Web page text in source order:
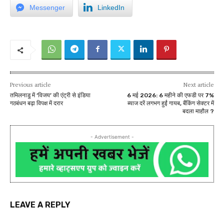
Messenger LinkedIn
Previous article
तमिलनाडु में ‘विजय’ की एंट्री से इंडिया
गठबंधन बढ़ा विपक्ष में दरार
Next article
6 मई 2026: 6 महीने की एफडी पर 7%
ब्याज दरें लगभग हुईं गायब, बैंकिंग सेक्टर में
बदला माहौल ?
- Advertisement -
LEAVE A REPLY